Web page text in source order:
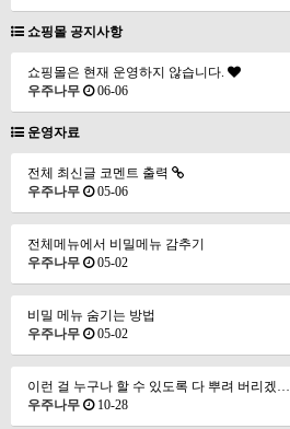
쇼핑몰 공지사항
쇼핑몰은 현재 운영하지 않습니다.
우주나무
06-06
운영자료
전체 최신글 코멘트 출력
우주나무
05-06
전체메뉴에서 비밀메뉴 감추기
우주나무
05-02
비밀 메뉴 숨기는 방법
우주나무
05-02
이런 걸 누구나 할 수 있도록 다 뿌려 버리겠…
우주나무
10-28